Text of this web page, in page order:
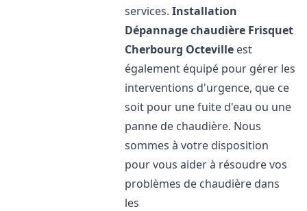
services.Installation
Dépannage chaudière Frisquet
Cherbourg Octeville est
également équipé pour gérer les
interventions d'urgence, que ce
soit pour une fuite d'eau ou une
panne de chaudière. Nous
sommes à votre disposition
pour vous aider à résoudre vos
problèmes de chaudière dans
les